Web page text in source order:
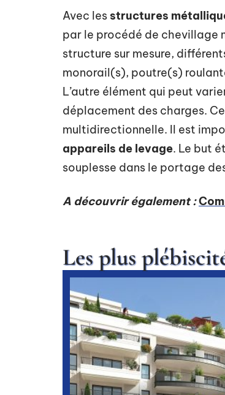
Avec les structures
par le procédé de chevillage
structure sur mesure,
monorail(s), poutre(s)
L’autre élément qui peut
déplacement des charges.
multidirectionnelle. Il est
appareils de levage. Le but
souplesse dans le portage
A découvrir également :
Les plus